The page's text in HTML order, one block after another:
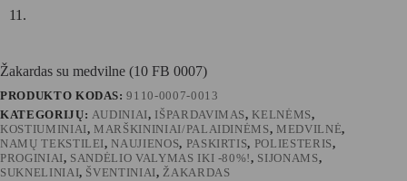
Žakardas su medvilne (10 FB 0007)
PRODUKTO KODAS:9110-0007-0013
KATEGORIJŲ: AUDINIAI, IŠPARDAVIMAS, KELNĖMS,
KOSTIUMINIAI, MARŠKININIAI/PALAIDINĖMS, MEDVILNĖ,
NAMŲ TEKSTILEI, NAUJIENOS, PASKIRTIS, POLIESTERIS,
PROGINIAI, SANDĖLIO VALYMAS IKI -80%!, SIJONAMS,
SUKNELINIAI, ŠVENTINIAI,ŽAKARDAS